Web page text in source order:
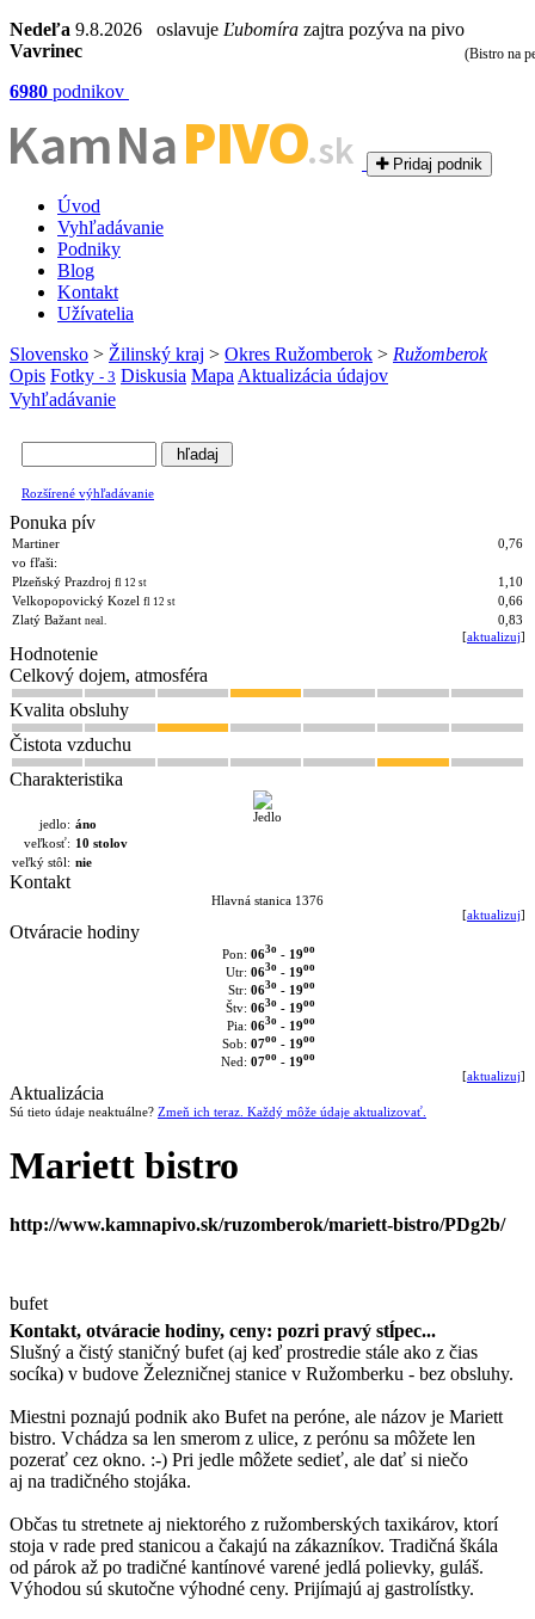
Nedeľa 9.8.2026 oslavuje Ľubomíra zajtra pozýva na pivo
Vavrinec
6980 podnikov
Kam NaPIVO.sk Pridaj podnik
Úvod
Vyhľadávanie
Podniky
Blog
Kontakt
Užívatelia
Slovensko > Žilinský kraj > Okres Ružomberok > Ružomberok
Opis Fotky - 3 Diskusia Mapa Aktualizácia údajov
Vyhľadávanie
Rozšírené výhľadávanie
Ponuka pív
Martiner
0,76
vo fľaši:
Plzeňský Prazdroj fl 12 st
1,10
Velkopopovický Kozel fl 12 st
0,66
Zlatý Bažant neal.
0,83
[aktualizuj]
Hodnotenie
Celkový dojem, atmosféra
Kvalita obsluhy
Čistota vzduchu
Charakteristika
jedlo: áno
veľkosť: 10 stolov
veľký stôl: nie
Kontakt
Hlavná stanica 1376
[aktualizuj]
Otváracie hodiny
Pon: 063o- 19oo
Utr: 063o- 19oo
Str: 063o- 19oo
Štv: 063o- 19oo
Pia: 063o- 19oo
Sob: 07oo- 19oo
Ned: 07oo- 19oo
[aktualizuj]
Aktualizácia
Sú tieto údaje neaktuálne? Zmeň ich teraz. Každý môže údaje aktualizovať.
Mariett bistro
http://www.kamnapivo.sk/ruzomberok/mariett-bistro/PDg2b/
bufet
(Bistro na
Kontakt, otváracie hodiny, ceny: pozri pravý stĺpec...
Slušný a čistý staničný bufet (aj keď prostredie stále ako z čias
socíka) v budove Železničnej stanice v Ružomberku - bez obsluhy.
Miestni poznajú podnik ako Bufet na peróne, ale názov je Mariett
bistro. Vchádza sa len smerom z ulice, z perónu sa môžete len
pozerať cez okno. :-) Pri jedle môžete sedieť, ale dať si niečo
aj na tradičného stojáka.
Občas tu stretnete aj niektorého z ružomberských taxikárov, ktorí
stoja v rade pred stanicou a čakajú na zákazníkov. Tradičná škála
od párok až po tradičné kantínové varené jedlá polievky, guláš.
Výhodou sú skutočne výhodné ceny. Prijímajú aj gastrolístky.